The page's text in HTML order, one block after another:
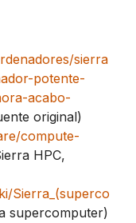
sierra
potente-
acabo-
original)
compute-
HPC,
Sierra_(superco
supercomputer)